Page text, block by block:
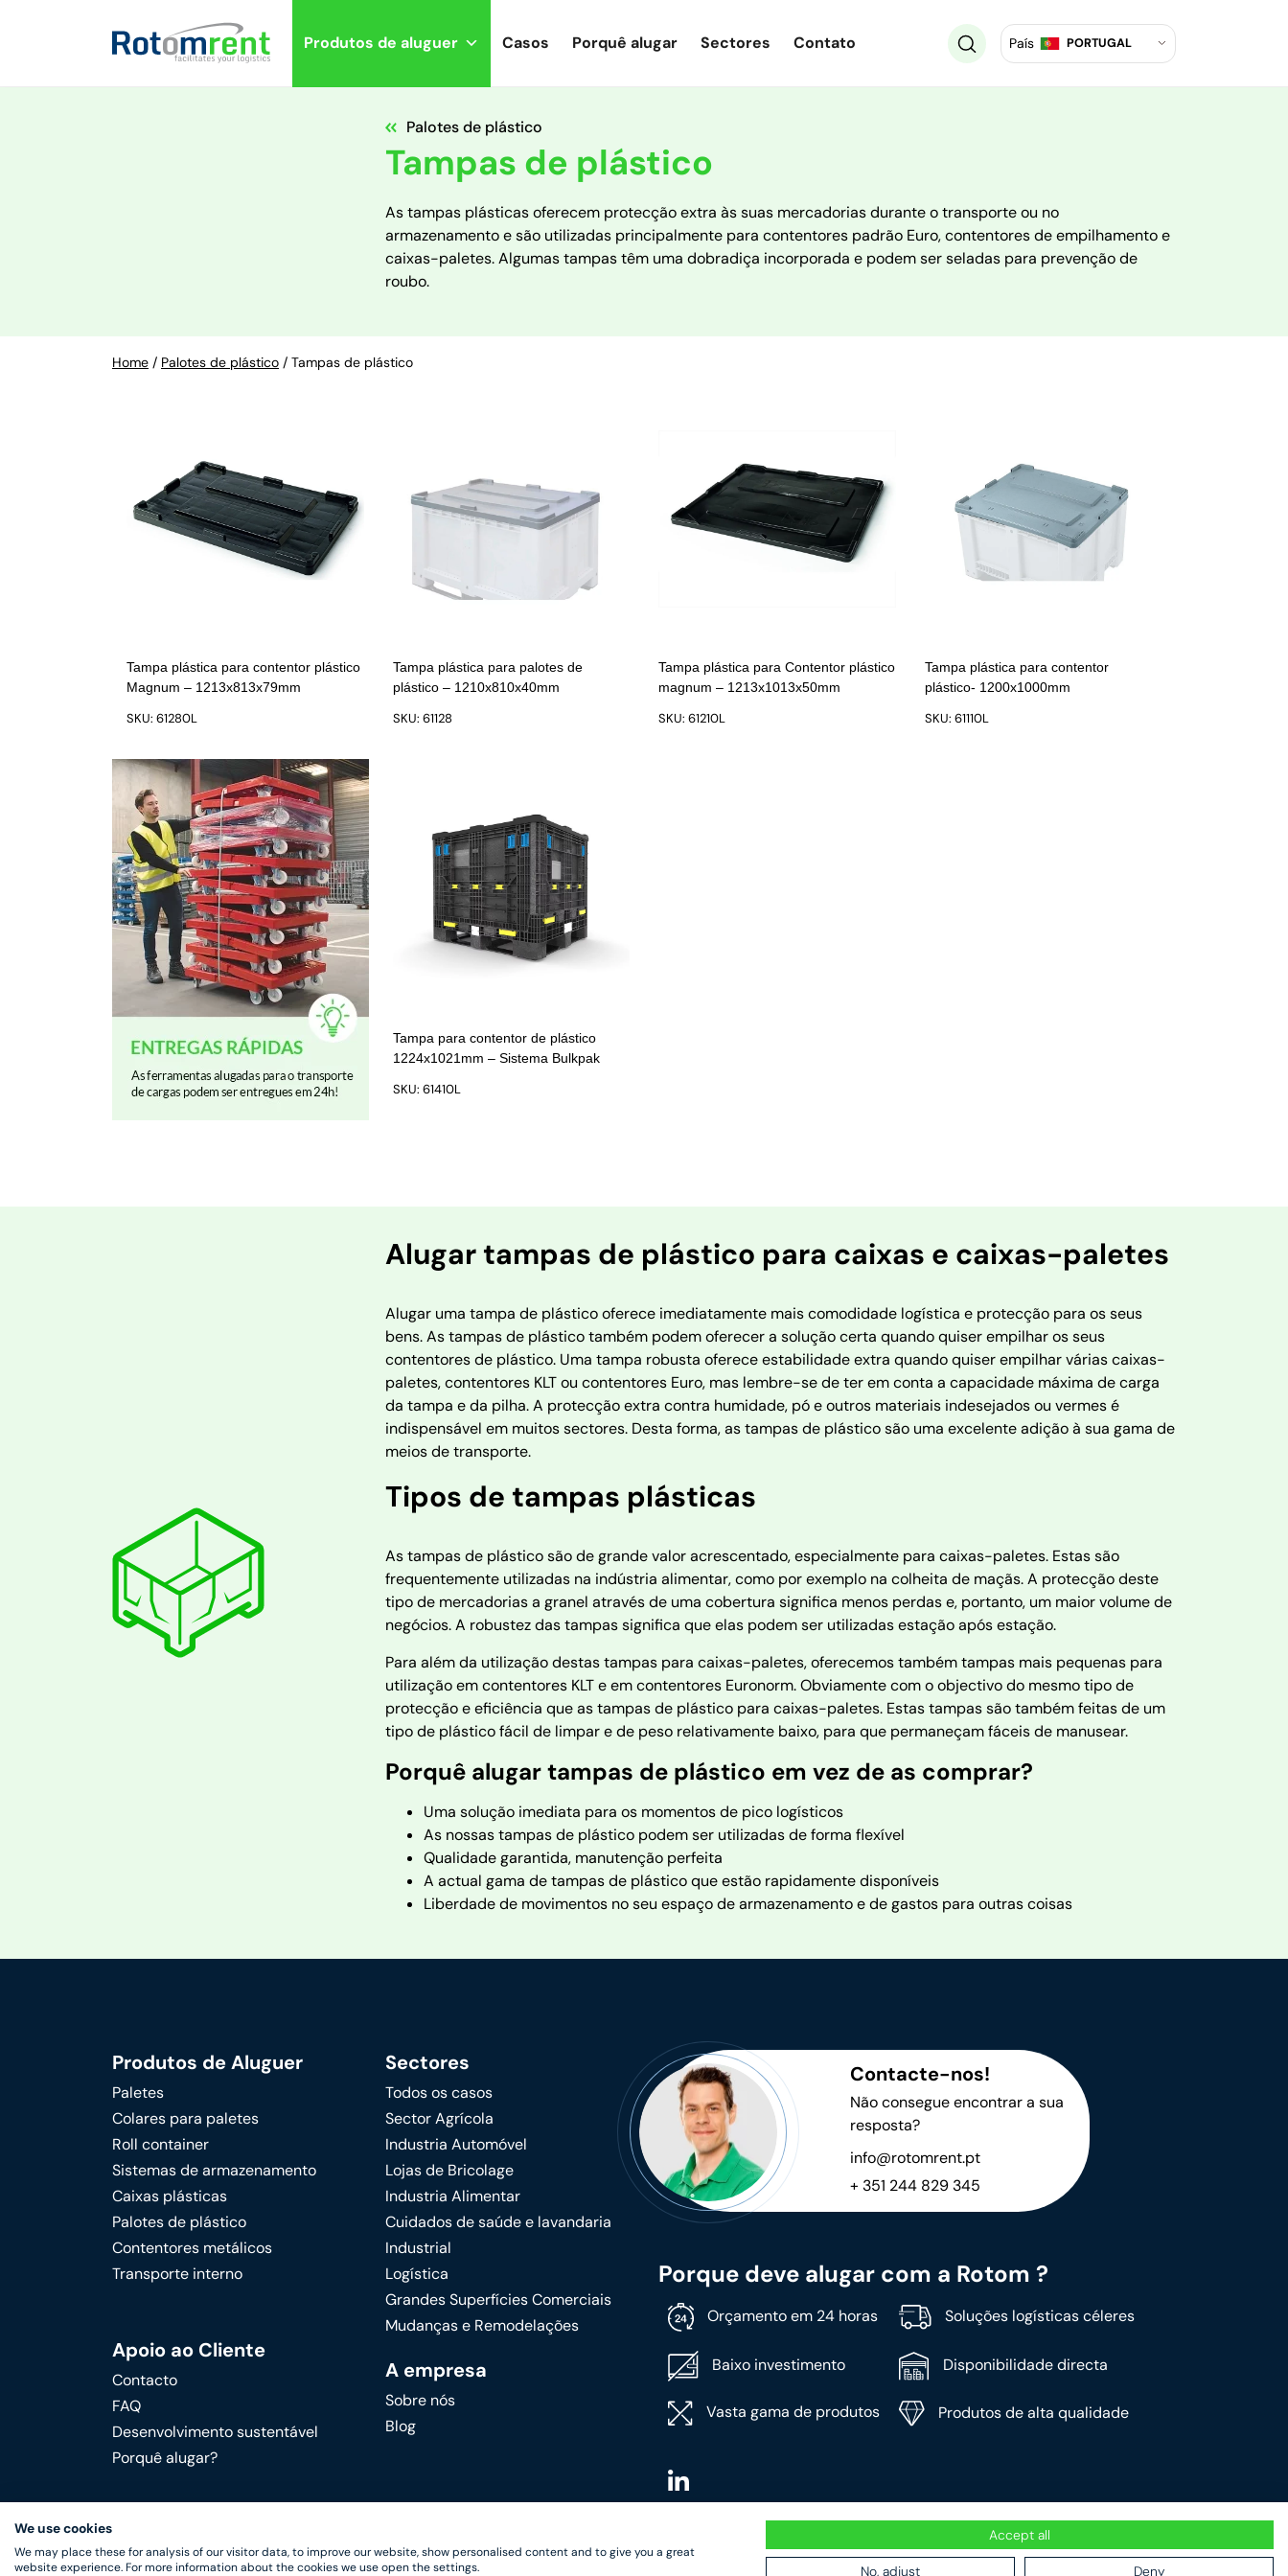
Produtos de aluguer Casos Porquê alugar Sectores Contato País PORTUGAL
Palotes de plástico
Tampas de plástico
As tampas plásticas oferecem protecção extra às suas mercadorias durante o transporte ou no
armazenamento e são utilizadas principalmente para contentores padrão Euro, contentores de empilhamento e
caixas-paletes. Algumas tampas têm uma dobradiça incorporada e podem ser seladas para prevenção de
roubo.
Home / Palotes de plástico / Tampas de plástico
Tampa plástica para contentor plástico
Magnum – 1213x813x79mm
SKU: 61280L
Tampa plástica para palotes de
plástico – 1210x810x40mm
SKU: 61128
Tampa plástica para Contentor plástico
magnum – 1213x1013x50mm
SKU: 61210L
Tampa plástica para contentor
plástico- 1200x1000mm
SKU: 61110L
Tampa para contentor de plástico
1224x1021mm – Sistema Bulkpak
SKU: 61410L
Alugar tampas de plástico para caixas e caixas-paletes
Alugar uma tampa de plástico oferece imediatamente mais comodidade logística e protecção para os seus
bens. As tampas de plástico também podem oferecer a solução certa quando quiser empilhar os seus
contentores de plástico. Uma tampa robusta oferece estabilidade extra quando quiser empilhar várias caixas-
paletes, contentores KLT ou contentores Euro, mas lembre-se de ter em conta a capacidade máxima de carga
da tampa e da pilha. A protecção extra contra humidade, pó e outros materiais indesejados ou vermes é
indispensável em muitos sectores. Desta forma, as tampas de plástico são uma excelente adição à sua gama de
meios de transporte.
Tipos de tampas plásticas
As tampas de plástico são de grande valor acrescentado, especialmente para caixas-paletes. Estas são
frequentemente utilizadas na indústria alimentar, como por exemplo na colheita de maçãs. A protecção deste
tipo de mercadorias a granel através de uma cobertura significa menos perdas e, portanto, um maior volume de
negócios. A robustez das tampas significa que elas podem ser utilizadas estação após estação.
Para além da utilização destas tampas para caixas-paletes, oferecemos também tampas mais pequenas para
utilização em contentores KLT e em contentores Euronorm. Obviamente com o objectivo do mesmo tipo de
protecção e eficiência que as tampas de plástico para caixas-paletes. Estas tampas são também feitas de um
tipo de plástico fácil de limpar e de peso relativamente baixo, para que permaneçam fáceis de manusear.
Porquê alugar tampas de plástico em vez de as comprar?
Uma solução imediata para os momentos de pico logísticos
As nossas tampas de plástico podem ser utilizadas de forma flexível
Qualidade garantida, manutenção perfeita
A actual gama de tampas de plástico que estão rapidamente disponíveis
Liberdade de movimentos no seu espaço de armazenamento e de gastos para outras coisas
Produtos de Aluguer
Paletes
Colares para paletes
Roll container
Sistemas de armazenamento
Caixas plásticas
Palotes de plástico
Contentores metálicos
Transporte interno
Apoio ao Cliente
Contacto
FAQ
Desenvolvimento sustentável
Porquê alugar?
Sectores
Todos os casos
Sector Agrícola
Industria Automóvel
Lojas de Bricolage
Industria Alimentar
Cuidados de saúde e lavandaria
Industrial
Logística
Grandes Superfícies Comerciais
Mudanças e Remodelações
A empresa
Sobre nós
Blog
Contacte-nos!
Não consegue encontrar a sua
resposta?
info@rotomrent.pt
+ 351 244 829 345
Porque deve alugar com a Rotom ?
Orçamento em 24 horas Soluções logísticas céleres
Baixo investimento Disponibilidade directa
Vasta gama de produtos Produtos de alta qualidade
We use cookies
We may place these for analysis of our visitor data, to improve our website, show personalised content and to give you a great
website experience. For more information about the cookies we use open the settings.
Accept all
No, adjust Deny